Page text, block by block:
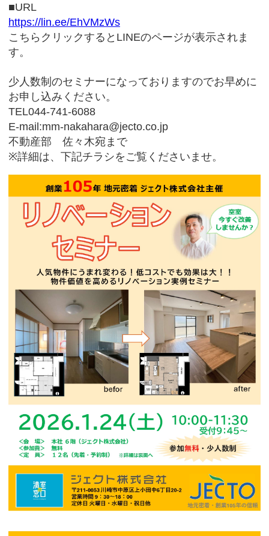
■URL
https://lin.ee/EhVMzWs
こちらクリックするとLINEのページが表示されま
す。
少人数制のセミナーになっておりますのでお早めに
お申し込みください。
TEL044-741-6088
E-mail:mm-nakahara@jecto.co.jp
不動産部 佐々木宛まで
※詳細は、下記チラシをご覧くださいませ。